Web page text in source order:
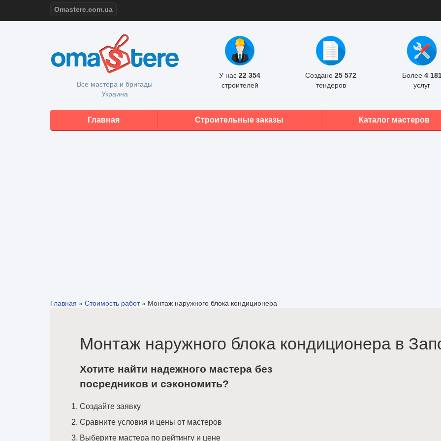
Omastere.com.ua
Все мастера и бригады
Украина
У нас 22 354
строителей
Создано 25 572
тендеров
Более 4
услуг
Главная Строительные заказы Каталог мастеров
Главная » Стоимость работ» Монтаж наружного блока кондиционера
Монтаж наружного блока кондиционера в
Хотите найти надежного мастера без
посредников и сэкономить?
Создайте заявку
Сравните условия и цены от мастеров
Выберите мастера по рейтингу и цене